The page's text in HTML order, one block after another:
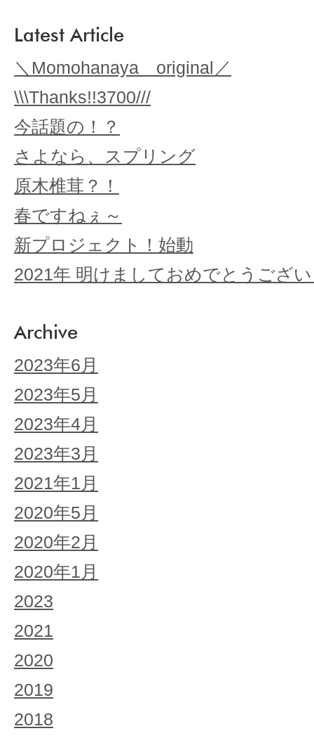
Latest Article
＼Momohanaya original／
\\\Thanks!!3700///
今話題の！？
さよなら、スプリング
原木椎茸？！
春ですねぇ～
新プロジェクト！始動
2021年 明けましておめでとうござ
Archive
2023年6月
2023年5月
2023年4月
2023年3月
2021年1月
2020年5月
2020年2月
2020年1月
2023
2021
2020
2019
2018